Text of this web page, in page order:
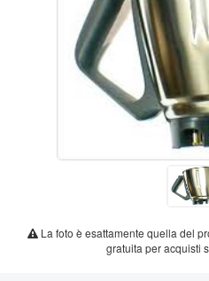
La foto è esattamente quella del
gratuita per acquisti